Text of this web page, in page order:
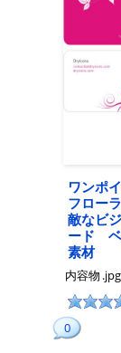
ワンポ
フロー
敵なビ
ード
素材
内容物
0